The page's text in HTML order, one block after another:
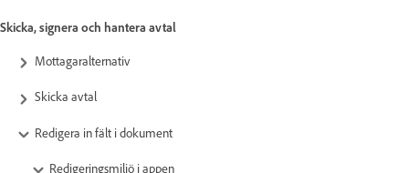
Skicka, signera och hantera avtal
Mottagaralternativ
Skicka avtal
Redigera in fält i dokument
Redigeringsmiljö i appen